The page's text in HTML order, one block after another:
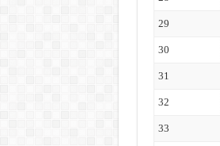
29
30
31
32
33